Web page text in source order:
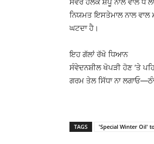
ਨਿਯਮਤ ਇਸਤੇਮਾਲ ਨਾਲ
ਘਟਦਾ ਹੈ।
ਇਹ ਗੱਲਾਂ ਰੱਖੋ ਧਿਆਨ
ਸੰਵੇਦਨਸ਼ੀਲ ਖੋਪੜੀ ਹੋਣ ‘ਤੇ
ਗਰਮ ਤੇਲ ਸਿੱਧਾ ਨਾ
TAGS 'Special Winter Oil'